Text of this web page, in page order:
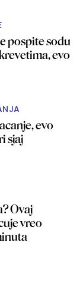
pospite sodu
evo
evo
sjaj
Ovaj
vreo